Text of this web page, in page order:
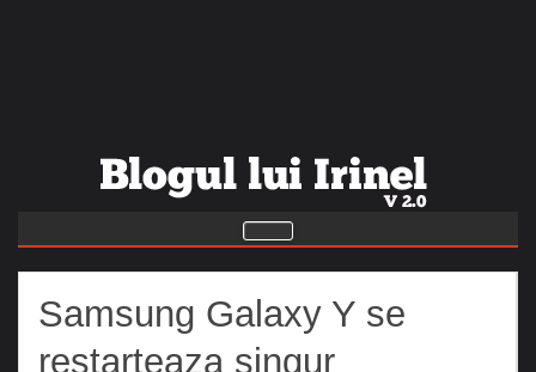
Samsung Galaxy Y se
restarteaza singur